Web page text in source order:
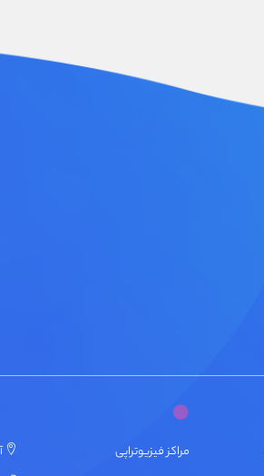
مراکز فیزیوتراپی